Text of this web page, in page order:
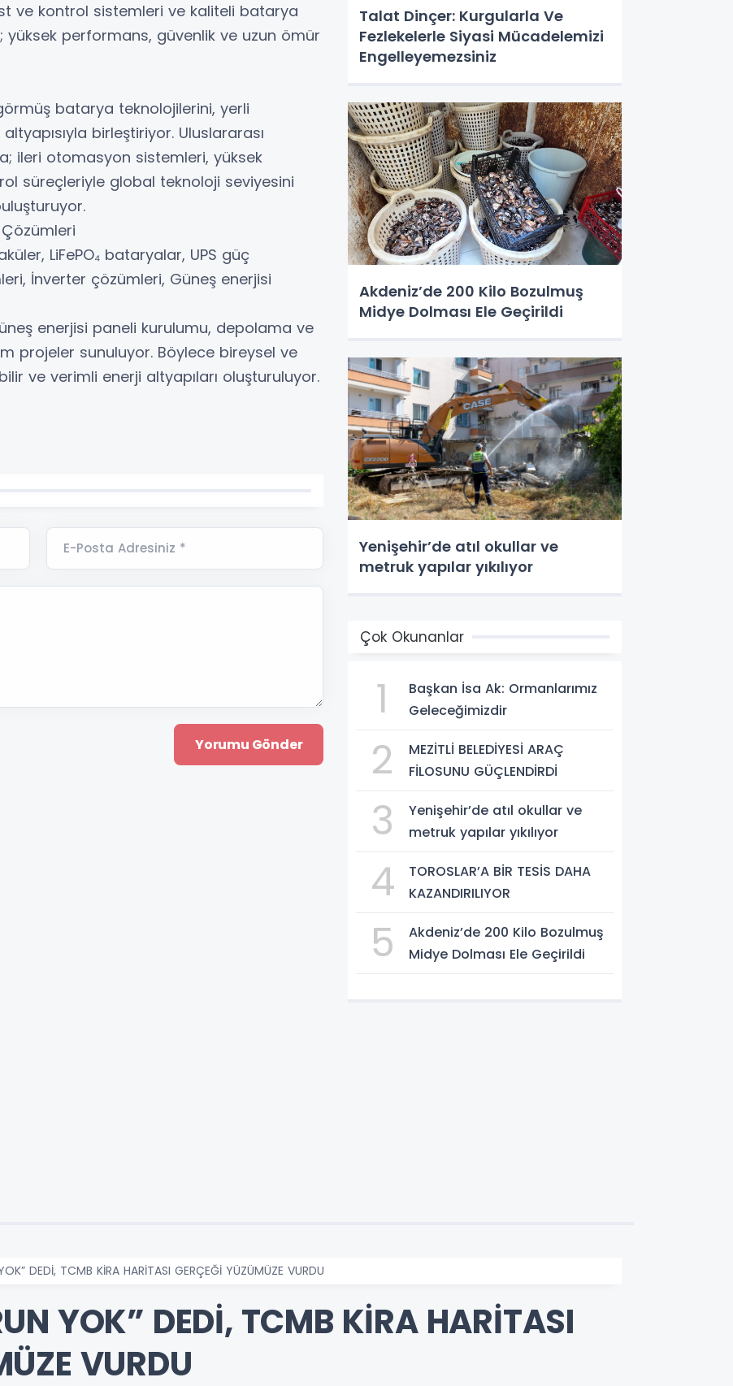
ve kontrol sistemleri ve kaliteli batarya
performans, güvenlik ve uzun ömür
batarya teknolojilerini, yerli
birleştiriyor. Uluslararası
ileri otomasyon sistemleri, yüksek
süreçleriyle global teknoloji seviyesini
LiFePO₄ bataryalar, UPS güç
İnverter çözümleri, Güneş enerjisi
enerjisi paneli kurulumu, depolama ve
projeler sunuluyor. Böylece bireysel ve
ve verimli enerji altyapıları oluşturuluyor.
E-Posta Adresiniz *
Talat Dinçer: Kurgularla Ve
Fezlekelerle Siyasi Mücadelemizi
Engelleyemezsiniz
Akdeniz’de 200 Kilo Bozulmuş
Midye Dolması Ele Geçirildi
Yenişehir’de atıl okullar ve
metruk yapılar yıkılıyor
Çok Okunanlar
1
Başkan İsa Ak: Ormanlarımız
Geleceğimizdir
2
MEZİTLİ BELEDİYESİ ARAÇ
FİLOSUNU GÜÇLENDİRDİ
3
Yenişehir’de atıl okullar ve
metruk yapılar yıkılıyor
4
TOROSLAR’A BİR TESİS DAHA
KAZANDIRILIYOR
5
Akdeniz’de 200 Kilo Bozulmuş
Midye Dolması Ele Geçirildi
DEDİ, TCMB KİRA HARİTASI GERÇEĞİ YÜZÜMÜZE VURDU
YOK” DEDİ, TCMB KİRA HARİTASI
VURDU